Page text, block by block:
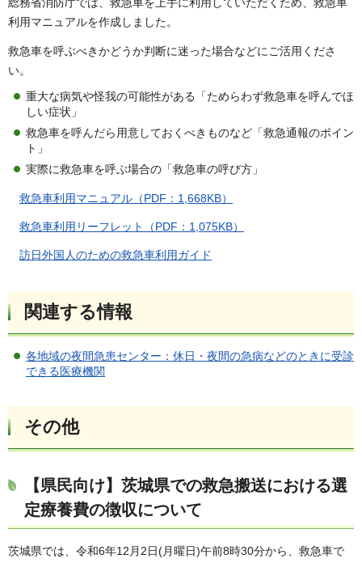
総務省消防庁では、救急車を上手に利用していただくため、救急車
利用マニュアルを作成しました。
救急車を呼ぶべきかどうか判断に迷った場合などにご活用くださ
い。
重大な病気や怪我の可能性がある「ためらわず救急車を呼んでほ
しい症状」
救急車を呼んだら用意しておくべきものなど「救急通報のポイン
ト」
実際に救急車を呼ぶ場合の「救急車の呼び方」
救急車利用マニュアル（PDF：1,668KB）
救急車利用リーフレット（PDF：1,075KB）
訪日外国人のための救急車利用ガイド
関連する情報
各地域の夜間急患センター：休日・夜間の急病などのときに受診
できる医療機関
その他
【県民向け】茨城県での救急搬送における選
定療養費の徴収について
茨城県では、令和6年12月2日(月曜日)午前8時30分から、救急車で